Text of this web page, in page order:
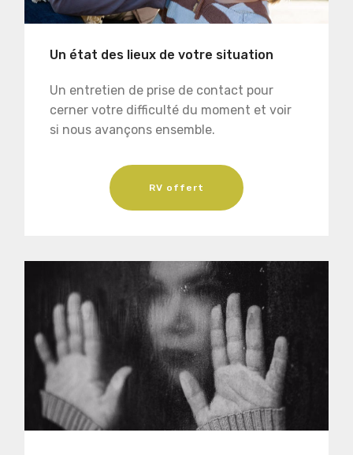
Un état des lieux de votre situation
Un entretien de prise de contact pour
cerner votre difficulté du moment et voir
si nous avançons ensemble.
RV offert